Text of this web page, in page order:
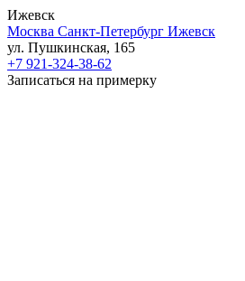
Ижевск
Москва Санкт-Петербург Ижевск
ул. Пушкинская, 165
+7 921-324-38-62
Записаться на примерку